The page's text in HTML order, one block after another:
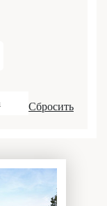
Сбросить